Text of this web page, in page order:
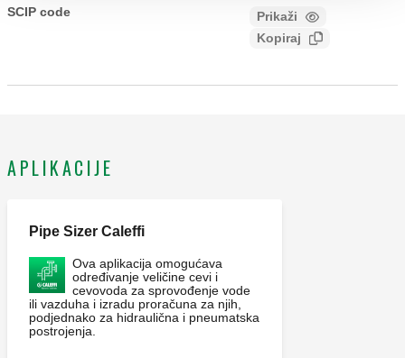
attacco 2: G 1/2" (ISO 228-1) F. Skala merača temperature:
SCIP code
Prikaži
Kopiraj
APLIKACIJE
Pipe Sizer Caleffi
Ova aplikacija omogućava
određivanje veličine cevi i
cevovoda za sprovođenje vode
ili vazduha i izradu proračuna za njih,
podjednako za hidraulična i pneumatska
postrojenja.